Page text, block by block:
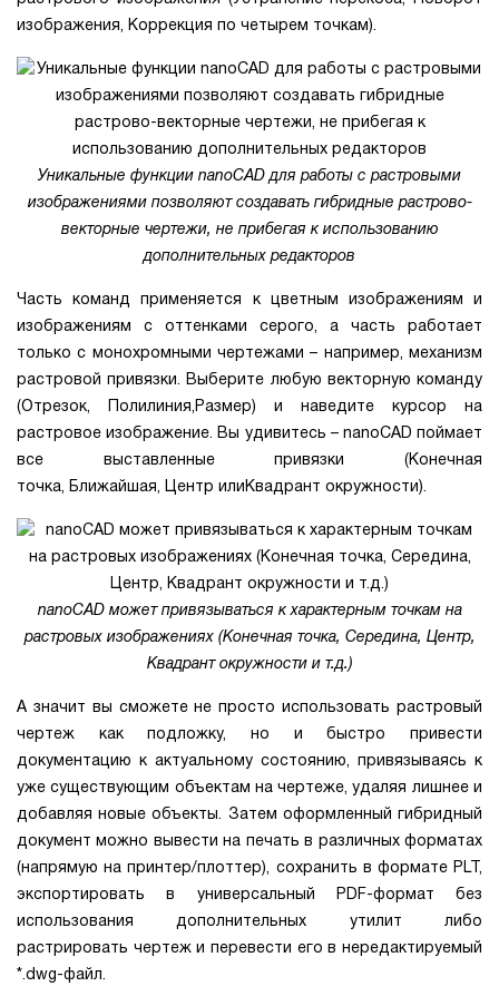
изображения, Коррекция по четырем точкам).
Уникальные функции nanoCAD для работы с растровыми
изображениями позволяют создавать гибридные растрово-
векторные чертежи, не прибегая к использованию
дополнительных редакторов
Часть команд применяется к цветным изображениям и
изображениям с оттенками серого, а часть работает
только с монохромными чертежами – например, механизм
растровой привязки. Выберите любую векторную команду
(Отрезок, Полилиния,Размер) и наведите курсор на
растровое изображение. Вы удивитесь – nanoCAD поймает
все выставленные привязки (Конечная
точка, Ближайшая, Центр илиКвадрант окружности).
nanoCAD может привязываться к характерным точкам на
растровых изображениях (Конечная точка, Середина, Центр,
Квадрант окружности и т.д.)
А значит вы сможете не просто использовать растровый
чертеж как подложку, но и быстро привести
документацию к актуальному состоянию, привязываясь к
уже существующим объектам на чертеже, удаляя лишнее и
добавляя новые объекты. Затем оформленный гибридный
документ можно вывести на печать в различных форматах
(напрямую на принтер/плоттер), сохранить в формате PLT,
экспортировать в универсальный PDF-формат без
использования дополнительных утилит либо
растрировать чертеж и перевести его в нередактируемый
*.dwg-файл.